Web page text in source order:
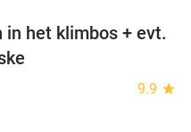
23%
het klimbos + evt.
9.9 star